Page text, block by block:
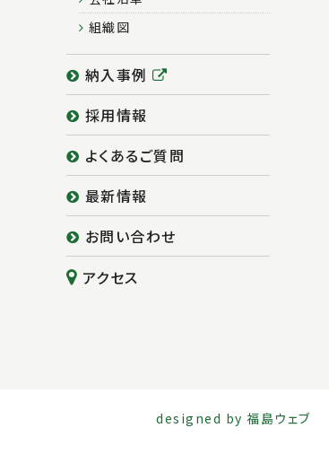
組織図
納入事例
採用情報
よくあるご質問
最新情報
お問い合わせ
アクセス
designed by福島ウェブ